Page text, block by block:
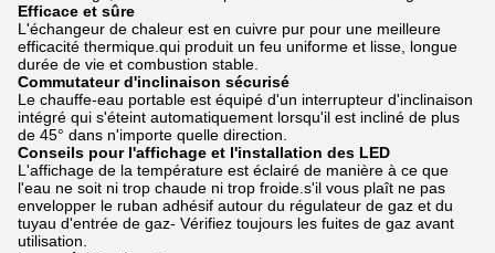
Efficace et sûre
L'échangeur de chaleur est en cuivre pur pour une meilleure
efficacité thermique.qui produit un feu uniforme et lisse, longue
durée de vie et combustion stable.
Commutateur d'inclinaison sécurisé
Le chauffe-eau portable est équipé d'un interrupteur d'inclinaison
intégré qui s'éteint automatiquement lorsqu'il est incliné de plus
de 45° dans n'importe quelle direction.
Conseils pour l'affichage et l'installation des LED
L'affichage de la température est éclairé de manière à ce que
l'eau ne soit ni trop chaude ni trop froide.s'il vous plaît ne pas
envelopper le ruban adhésif autour du régulateur de gaz et du
tuyau d'entrée de gaz- Vérifiez toujours les fuites de gaz avant
utilisation.